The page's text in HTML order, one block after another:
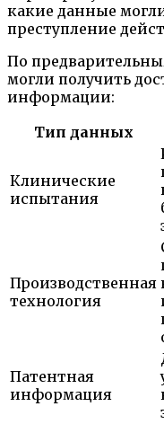
какие данные
преступление
По
могли получить
информации:
Тип данных
Клинические
испытания
Производственная
технология
Патентная
информация